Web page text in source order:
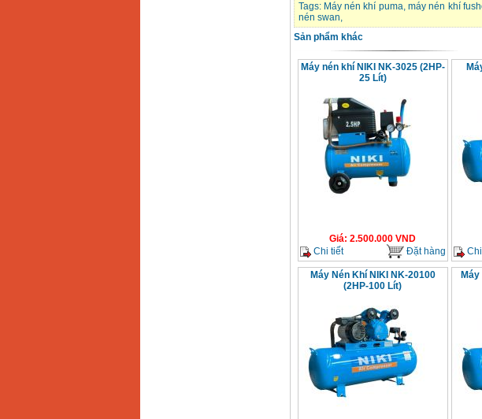
Tags: Máy nén khí puma, máy nén khí
nén swan,
Sản phẩm khác
Máy nén khí NIKI NK-3025 (2HP-
25 Lít)
Giá: 2.500.000 VND
Chi tiết
Đặt hàng
Chi
Máy Nén Khí NIKI NK-20100
(2HP-100 Lít)